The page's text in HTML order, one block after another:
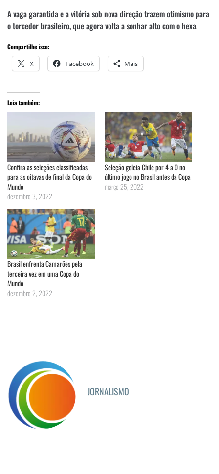
A vaga garantida e a vitória sob nova direção trazem otimismo para
o torcedor brasileiro, que agora volta a sonhar alto com o hexa.
Compartilhe isso:
X Facebook Mais
Leia também:
Confira as seleções classificadas
para as oitavas de final da Copa do
Mundo
dezembro 3, 2022
Seleção goleia Chile por 4 a 0 no
último jogo no Brasil antes da Copa
março 25, 2022
Brasil enfrenta Camarões pela
terceira vez em uma Copa do
Mundo
dezembro 2, 2022
JORNALISMO